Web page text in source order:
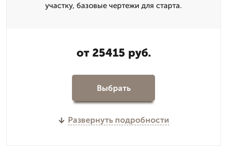
участку, базовые чертежи для старта.
от 25415 руб.
Выбрать
Развернуть подробности